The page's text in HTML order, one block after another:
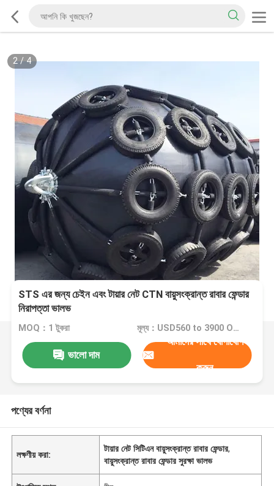
2/4
STS এর জন্য চেইন এবং টায়ার নেট CTN বায়ুসংক্রান্ত রাবার ফেন্ডার
নিরাপত্তা ভালভ
MOQ：1 টুকরা মূল্য：USD560 to 3900 One Piece
ভালো দাম
আমাদের সাথে যোগাযোগ
করুন
পণ্যের বর্ণনা
লক্ষণীয় করা:
টায়ার নেট সিটিএন বায়ুসংক্রান্ত রাবার ফেন্ডার,
বায়ুসংক্রান্ত রাবার ফেন্ডার সুরক্ষা ভালভ